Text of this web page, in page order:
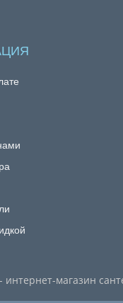
интернет-магазин